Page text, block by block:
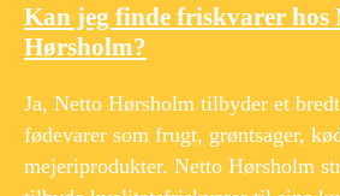
Kan jeg finde friskvarer hos
Hørsholm?
Ja, Netto Hørsholm tilbyder et
fødevarer som frugt, grøntsager,
mejeriprodukter. Netto Hørsholm